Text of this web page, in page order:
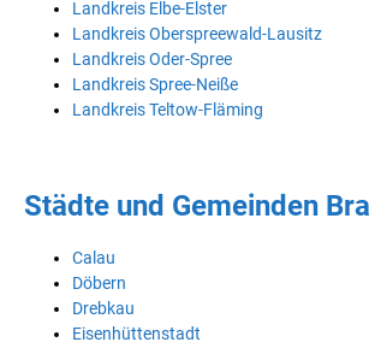
Landkreis Elbe-Elster
Landkreis Oberspreewald-Lausitz
Landkreis Oder-Spree
Landkreis Spree-Neiße
Landkreis Teltow-Fläming
Städte und Gemeinden
Calau
Döbern
Drebkau
Eisenhüttenstadt